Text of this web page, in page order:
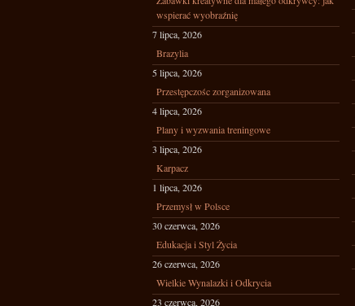
wspierać wyobraźnię
7 lipca, 2026
Brazylia
5 lipca, 2026
Przestępczośc zorganizowana
4 lipca, 2026
Plany i wyzwania treningowe
3 lipca, 2026
Karpacz
1 lipca, 2026
Przemysł w Polsce
30 czerwca, 2026
Edukacja i Styl Życia
26 czerwca, 2026
Wielkie Wynalazki i Odkrycia
23 czerwca, 2026